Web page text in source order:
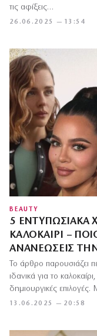
26.06.2025 — 13:54
τις αφίξεις…
BEAUTY
5 ΕΝΤΥΠΩΣΙΑΚΆ
ΚΑΛΟΚΑΊΡΙ –
ΑΝΑΝΕΏΣΕΙΣ
13.06.2025 — 20:58
Το άρθρο παρουσιάζει
ιδανικά για το
δημιουργικές